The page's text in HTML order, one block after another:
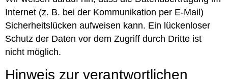
Internet (z. B. bei der Kommunikation per E-Mail)
Sicherheitslücken aufweisen kann. Ein lückenloser
Schutz der Daten vor dem Zugriff durch Dritte ist
nicht möglich.
Hinweis zur verantwortlichen